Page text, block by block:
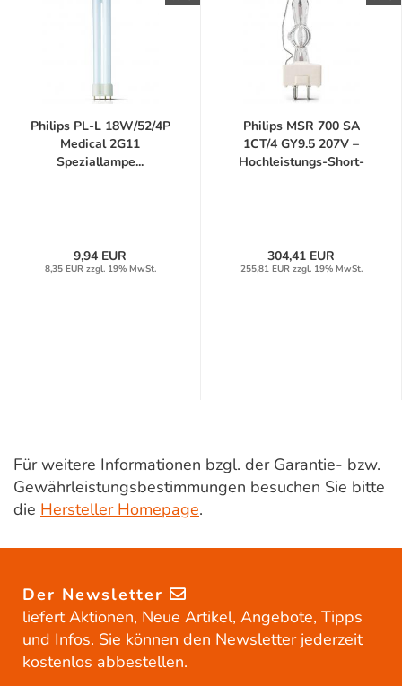
Philips PL-L 18W/52/4P
Medical 2G11
Speziallampe...
9,94 EUR
8,35 EUR zzgl. 19% MwSt.
Philips MSR 700 SA
1CT/4 GY9.5 207V –
Hochleistungs-Short-
304,41 EUR
255,81 EUR zzgl. 19% MwSt.
Für weitere Informationen bzgl. der Garantie- bzw.
Gewährleistungsbestimmungen besuchen Sie bitte
die Hersteller Homepage.
Der Newsletter
liefert Aktionen, Neue Artikel, Angebote, Tipps
und Infos. Sie können den Newsletter jederzeit
kostenlos abbestellen.